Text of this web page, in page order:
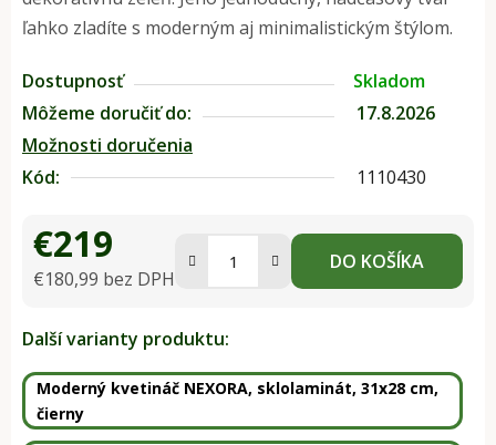
ľahko zladíte s moderným aj minimalistickým štýlom.
Dostupnosť
Skladom
Môžeme doručiť do:
17.8.2026
Možnosti doručenia
Kód:
1110430
€219
€180,99 bez DPH
DO KOŠÍKA
Další varianty produktu:
Moderný kvetináč NEXORA, sklolaminát, 31x28 cm,
čierny